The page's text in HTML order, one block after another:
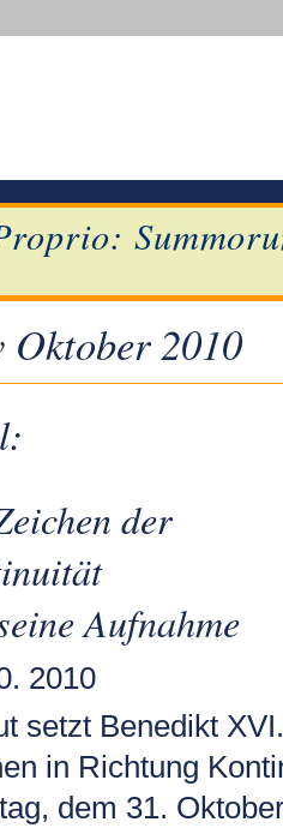
Oktober 2010
der
Aufnahme
2010
setzt Benedikt
in Richtung
dem 31.